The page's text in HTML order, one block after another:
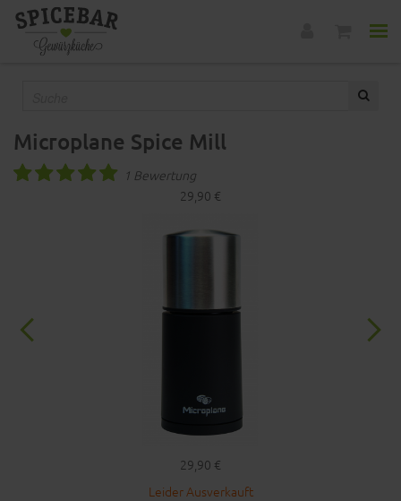
Microplane Spice Mill
1 Bewertung
29,90 €
29,90 €
Leider Ausverkauft